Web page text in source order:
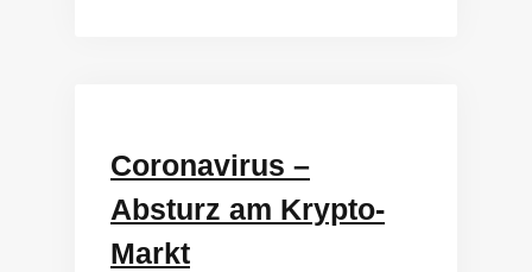
Coronavirus –
Absturz am Krypto-
Markt